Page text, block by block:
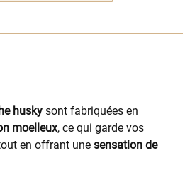
husky sont fabriquées en
moelleux, ce qui garde vos
en offrant une sensation de